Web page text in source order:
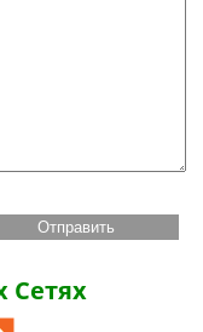
Сетях